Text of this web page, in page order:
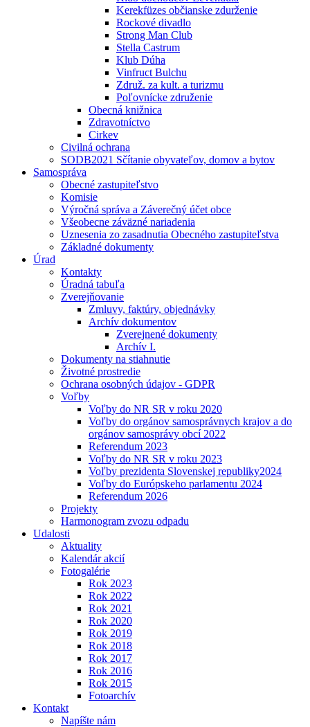
Kerekfüzes občianske zdurženie
Rockové divadlo
Strong Man Club
Stella Castrum
Klub Dúha
Vinfruct Bulchu
Združ. za kult. a turizmu
Poľovnícke združenie
Obecná knižnica
Zdravotníctvo
Cirkev
Civilná ochrana
SODB2021 Sčítanie obyvateľov, domov a bytov
Samospráva
Obecné zastupiteľstvo
Komisie
Výročná správa a Záverečný účet obce
Všeobecne záväzné nariadenia
Uznesenia zo zasadnutia Obecného zastupiteľstva
Základné dokumenty
Úrad
Kontakty
Úradná tabuľa
Zverejňovanie
Zmluvy, faktúry, objednávky
Archív dokumentov
Zverejnené dokumenty
Archív I.
Dokumenty na stiahnutie
Životné prostredie
Ochrana osobných údajov - GDPR
Voľby
Voľby do NR SR v roku 2020
Voľby do orgánov samosprávnych krajov a do
orgánov samosprávy obcí 2022
Referendum 2023
Voľby do NR SR v roku 2023
Voľby prezidenta Slovenskej republiky2024
Voľby do Európskeho parlamentu 2024
Referendum 2026
Projekty
Harmonogram zvozu odpadu
Udalosti
Aktuality
Kalendár akcií
Fotogalérie
Rok 2023
Rok 2022
Rok 2021
Rok 2020
Rok 2019
Rok 2018
Rok 2017
Rok 2016
Rok 2015
Fotoarchív
Kontakt
Napíšte nám